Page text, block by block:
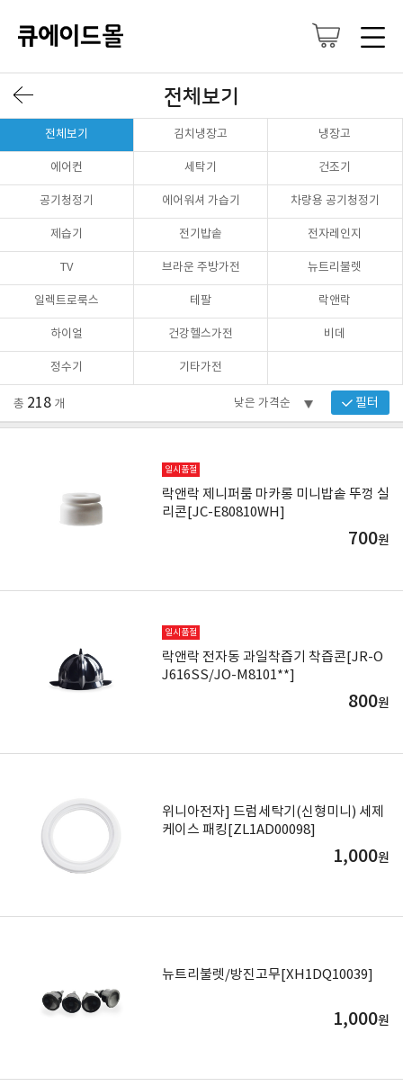
전체보기
전체보기 김치냉장고 냉장고
에어컨 세탁기 건조기
공기청정기 에어워셔 가습기 차량용 공기청정기
제습기 전기밥솥 전자레인지
TV 브라운 주방가전 뉴트리불렛
일렉트로룩스 테팔 락앤락
하이얼 건강헬스가전 비데
정수기 기타가전
총 218 개 필터
일시품절
락앤락 제니퍼룸 마카롱 미니밥솥 뚜껑 실
리콘[JC-E80810WH]
700원
일시품절
락앤락 전자동 과일착즙기 착즙콘[JR-O
J616SS/JO-M8101**]
800원
위니아전자] 드럼세탁기(신형미니) 세제
케이스 패킹[ZL1AD00098]
1,000원
뉴트리불렛/방진고무[XH1DQ10039]
1,000원